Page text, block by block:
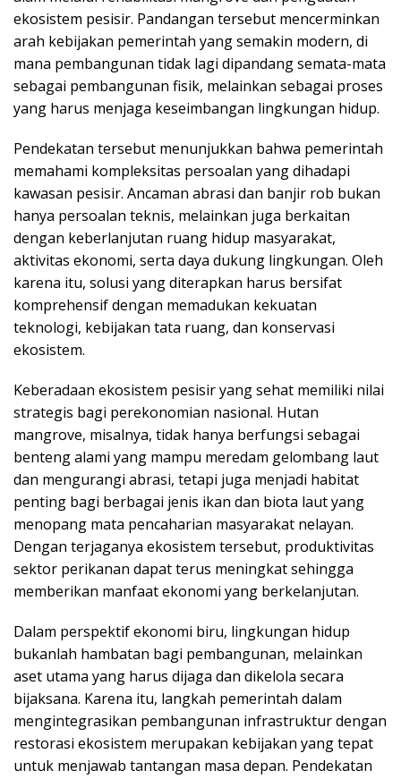
ekosistem pesisir. Pandangan tersebut mencerminkan
arah kebijakan pemerintah yang semakin modern, di
mana pembangunan tidak lagi dipandang semata-mata
sebagai pembangunan fisik, melainkan sebagai proses
yang harus menjaga keseimbangan lingkungan hidup.
Pendekatan tersebut menunjukkan bahwa pemerintah
memahami kompleksitas persoalan yang dihadapi
kawasan pesisir. Ancaman abrasi dan banjir rob bukan
hanya persoalan teknis, melainkan juga berkaitan
dengan keberlanjutan ruang hidup masyarakat,
aktivitas ekonomi, serta daya dukung lingkungan. Oleh
karena itu, solusi yang diterapkan harus bersifat
komprehensif dengan memadukan kekuatan
teknologi, kebijakan tata ruang, dan konservasi
ekosistem.
Keberadaan ekosistem pesisir yang sehat memiliki nilai
strategis bagi perekonomian nasional. Hutan
mangrove, misalnya, tidak hanya berfungsi sebagai
benteng alami yang mampu meredam gelombang laut
dan mengurangi abrasi, tetapi juga menjadi habitat
penting bagi berbagai jenis ikan dan biota laut yang
menopang mata pencaharian masyarakat nelayan.
Dengan terjaganya ekosistem tersebut, produktivitas
sektor perikanan dapat terus meningkat sehingga
memberikan manfaat ekonomi yang berkelanjutan.
Dalam perspektif ekonomi biru, lingkungan hidup
bukanlah hambatan bagi pembangunan, melainkan
aset utama yang harus dijaga dan dikelola secara
bijaksana. Karena itu, langkah pemerintah dalam
mengintegrasikan pembangunan infrastruktur dengan
restorasi ekosistem merupakan kebijakan yang tepat
untuk menjawab tantangan masa depan. Pendekatan